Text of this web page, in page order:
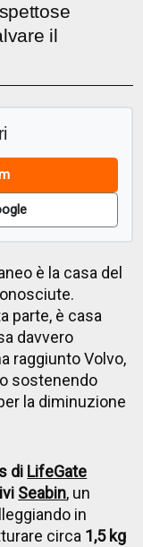
il
è la casa del
parte, è casa
davvero
raggiunto Volvo,
sostenendo
la diminuzione
di LifeGate
Seabin, un
in
circa 1,5 kg